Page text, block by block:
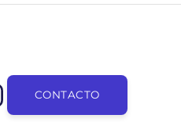
CONTACTO